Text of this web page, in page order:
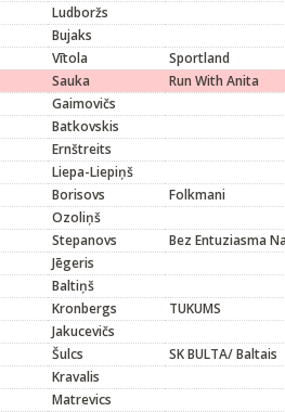
Ludboržs
Bujaks
Vītola
Sportland
Sauka
Run With Anita
Gaimovičs
Batkovskis
Ernštreits
Liepa-Liepiņš
Borisovs
Folkmani
Ozoliņš
Stepanovs
Bez Entuziasma
Jēgeris
Baltiņš
Kronbergs
TUKUMS
Jakucevičs
Šulcs
SK BULTA/ Baltais
Kravalis
Matrevics